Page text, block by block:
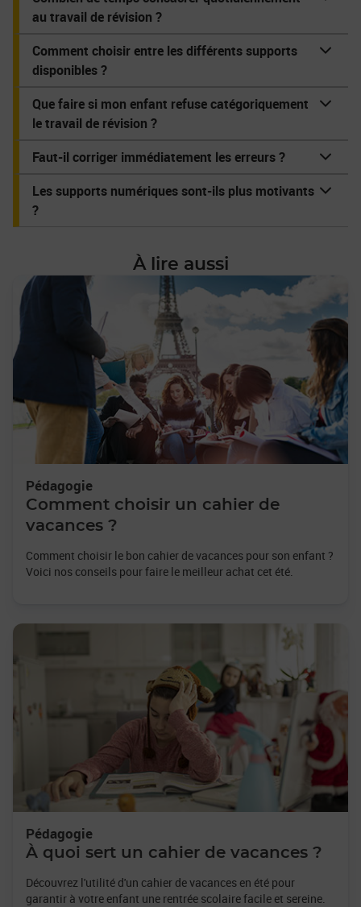
au travail de révision ?
Comment choisir entre les différents supports
disponibles ?
Que faire si mon enfant refuse catégoriquement
le travail de révision ?
Faut-il corriger immédiatement les erreurs ?
Les supports numériques sont-ils plus motivants
?
À lire aussi
Pédagogie
Comment choisir un cahier de
vacances ?
Comment choisir le bon cahier de vacances pour son enfant ?
Voici nos conseils pour faire le meilleur achat cet été.
Pédagogie
À quoi sert un cahier de vacances ?
Découvrez l'utilité d'un cahier de vacances en été pour
garantir à votre enfant une rentrée scolaire facile et sereine.